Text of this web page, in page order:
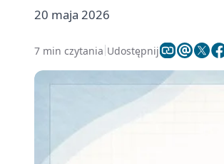
20 maja 2026
7 min czytania Udostępnij